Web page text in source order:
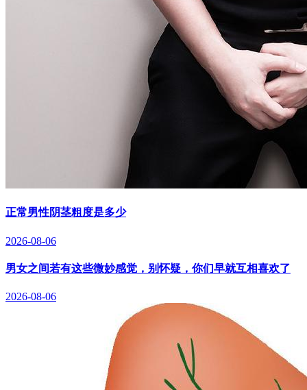
正常男性阴茎粗度是多少
2026-08-06
男女之间若有这些微妙感觉，别怀疑，你们早就互相喜欢了
2026-08-06